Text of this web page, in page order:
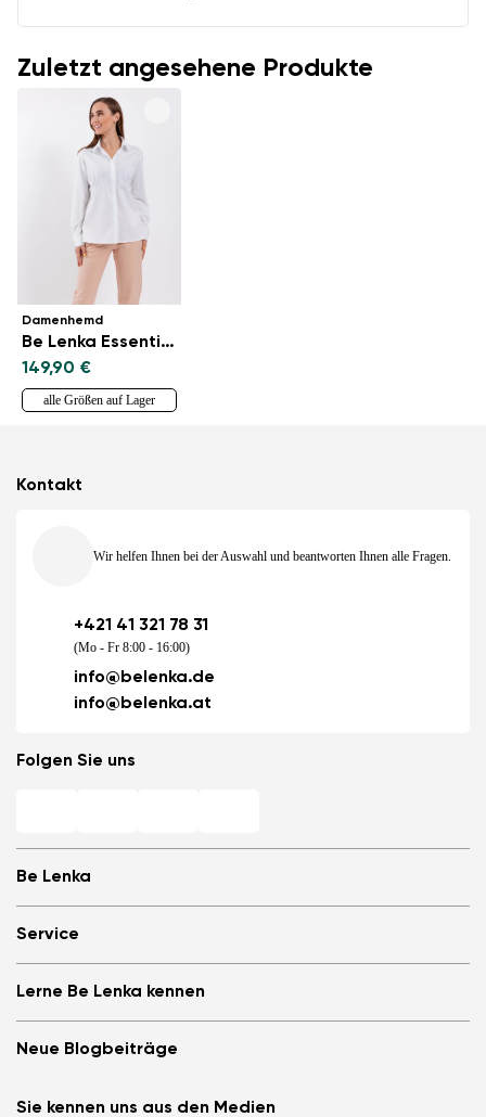
Zuletzt angesehene Produkte
Damenhemd
Be Lenka Essentials - White
149,90 €
alle Größen auf Lager
Be Lenka
Store Locator
Über uns
Be Lenka in den Medien
Cookies
Datenschutzinformationen
Service
Anmelden
Be Lenka empfehlen &amp; Geld verdienen
Allgemeine Geschäftsbedingungen, Umtausch und Widerrufsrecht
Affiliate Partnerprogramm
Lerne Be Lenka kennen
Be Lenka Kids
Über unsere Sohlen
Neue Blogbeiträge
Kontakt
Wir helfen Ihnen bei der Auswahl und beantworten Ihnen alle Fragen.
+421 41 321 78 31
(Mo - Fr 8:00 - 16:00)
info@belenka.de
info@belenka.at
Folgen Sie uns
Sie kennen uns aus den Medien